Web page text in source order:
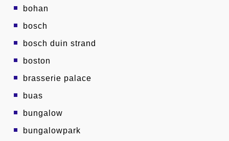
bohan
bosch
bosch duin strand
boston
brasserie palace
buas
bungalow
bungalowpark